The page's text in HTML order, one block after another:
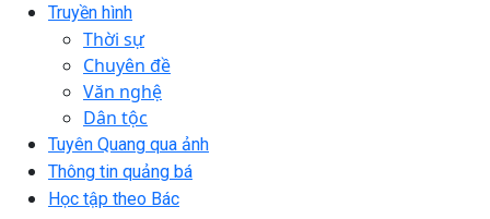
Truyền hình
Thời sự
Chuyên đề
Văn nghệ
Dân tộc
Tuyên Quang qua ảnh
Thông tin quảng bá
Học tập theo Bác